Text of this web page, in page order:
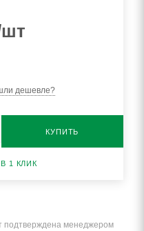
дешевле?
КУПИТЬ
1 КЛИК
подтверждена менеджером